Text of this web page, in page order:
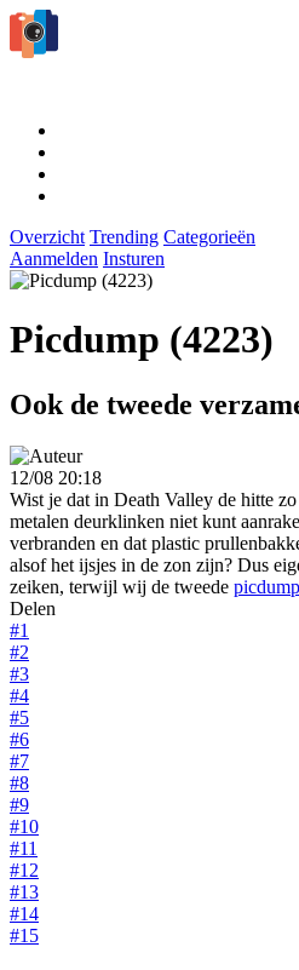
Overzicht Trending Categorieën
Aanmelden Insturen
Picdump (4223)
Ook de tweede
12/08 20:18
Wist je dat in Death Valley de hitte
metalen deurklinken niet kunt
verbranden en dat plastic
alsof het ijsjes in de zon zijn? Dus
zeiken, terwijl wij de tweede picdump
Delen
#1
#2
#3
#4
#5
#6
#7
#8
#9
#10
#11
#12
#13
#14
#15